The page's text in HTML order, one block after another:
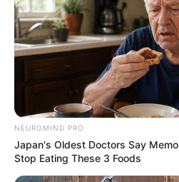
NEUROMIND PRO
Japan's Oldest Doctors Say
Stop Eating These 3 Foods